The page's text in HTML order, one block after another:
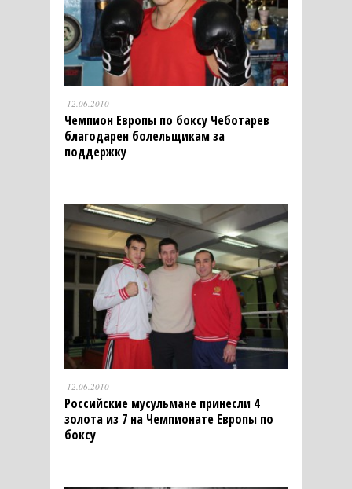
12.06.2010
Чемпион Европы по боксу Чеботарев
благодарен болельщикам за
поддержку
12.06.2010
Российские мусульмане принесли 4
золота из 7 на Чемпионате Европы по
боксу